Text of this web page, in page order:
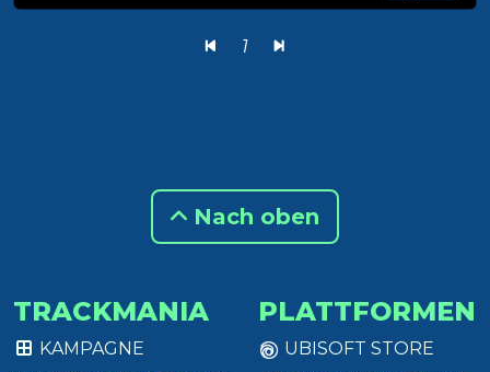
1
Nach oben
TRACKMANIA
KAMPAGNE
PLATTFORMEN
UBISOFT STORE